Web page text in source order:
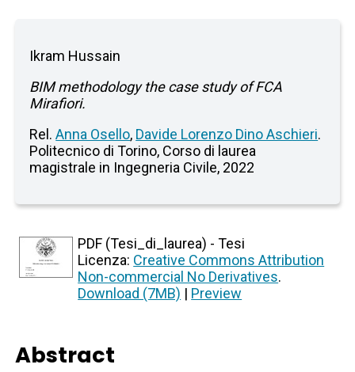
Ikram Hussain
BIM methodology the case study of FCA
Mirafiori.
Rel.Anna Osello, Davide Lorenzo Dino Aschieri.
Politecnico di Torino, Corso di laurea
magistrale in Ingegneria Civile, 2022
PDF (Tesi_di_laurea) - Tesi
Licenza: Creative Commons Attribution
Non-commercial No Derivatives.
Download (7MB) | Preview
Abstract